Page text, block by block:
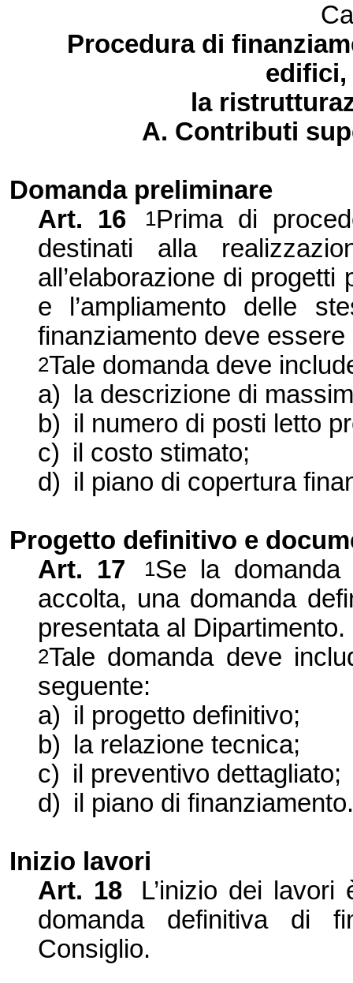
Procedura di
edifici,
la
A. Contributi
Domanda preliminare
Art. 16
1Prima di
destinati alla
all’elaborazione di
e l’ampliamento delle
finanziamento deve
2Tale domanda deve
a)
la descrizione di
b) il numero di posti letto
c) il costo stimato;
d) il piano di copertura
Progetto definitivo e
Art. 17
1Se la domanda
accolta, una domanda
presentata al Dipartimento.
2Tale domanda deve
seguente:
a) il progetto definitivo;
b)
la relazione tecnica;
c) il preventivo dettagliato;
d) il piano di finanziamento.
Inizio lavori
Art. 18
L’inizio dei lavori
domanda definitiva di
Consiglio.